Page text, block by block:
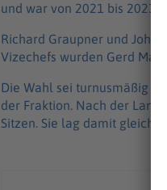
und war von 2021 bis 2023
Richard Graupner und
Vizechefs wurden Gerd
Die Wahl sei turnusmäßig
der Fraktion. Nach der
Sitzen. Sie lag damit